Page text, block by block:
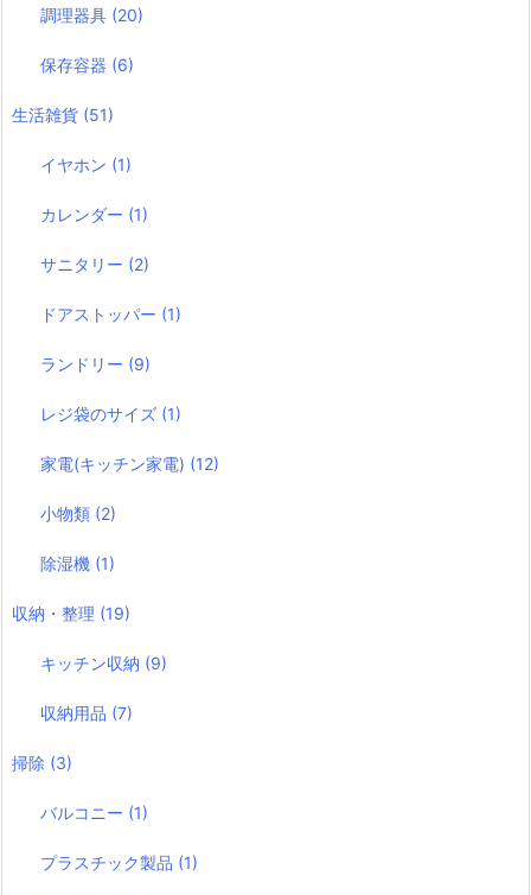
調理器具 (20)
保存容器 (6)
生活雑貨 (51)
イヤホン (1)
カレンダー (1)
サニタリー (2)
ドアストッパー (1)
ランドリー (9)
レジ袋のサイズ (1)
家電(キッチン家電) (12)
小物類 (2)
除湿機 (1)
収納・整理 (19)
キッチン収納 (9)
収納用品 (7)
掃除 (3)
バルコニー (1)
プラスチック製品 (1)